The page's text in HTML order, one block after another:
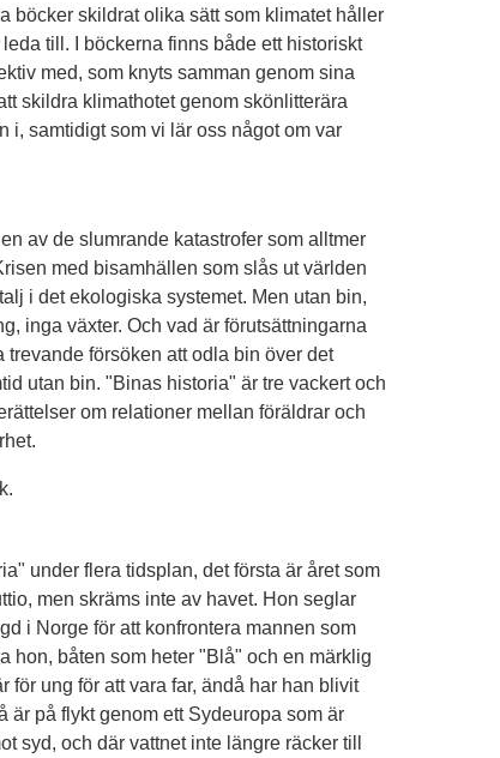
böcker skildrat olika sätt som klimatet håller
till. I böckerna finns både ett historiskt
med, som knyts samman genom sina
skildra klimathotet genom skönlitterära
i, samtidigt som vi lär oss något om var
av de slumrande katastrofer som alltmer
med bisamhällen som slås ut världen
i det ekologiska systemet. Men utan bin,
inga växter. Och vad är förutsättningarna
trevande försöken att odla bin över det
utan bin. "Binas historia" är tre vackert och
om relationer mellan föräldrar och
under flera tidsplan, det första är året som
men skräms inte av havet. Hon seglar
i Norge för att konfrontera mannen som
hon, båten som heter "Blå" och en märklig
för ung för att vara far, ändå har han blivit
är på flykt genom ett Sydeuropa som är
syd, och där vattnet inte längre räcker till